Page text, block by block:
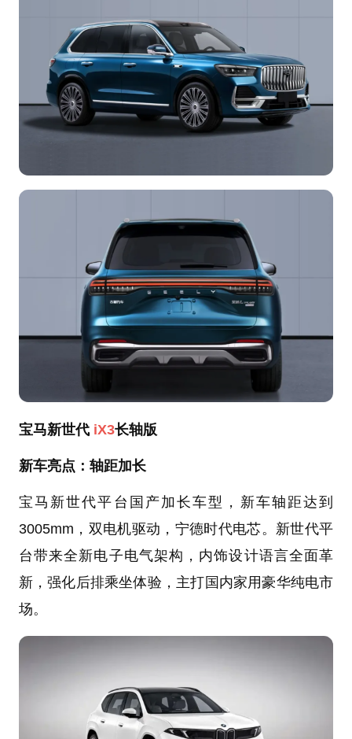
宝马新世代 iX3长轴版
新车亮点：轴距加长
宝马新世代平台国产加长车型，新车轴距达到
3005mm，双电机驱动，宁德时代电芯。新世代平
台带来全新电子电气架构，内饰设计语言全面革
新，强化后排乘坐体验，主打国内家用豪华纯电市
场。